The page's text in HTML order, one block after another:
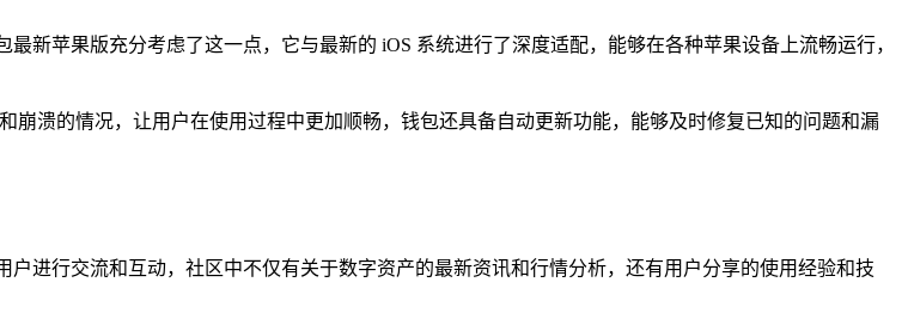
新苹果版充分考虑了这一点，它与最新的 iOS 系统进行了深度适配，能够在各种苹果设备上流畅运行，
溃的情况，让用户在使用过程中更加顺畅，钱包还具备自动更新功能，能够及时修复已知的问题和漏
进行交流和互动，社区中不仅有关于数字资产的最新资讯和行情分析，还有用户分享的使用经验和技